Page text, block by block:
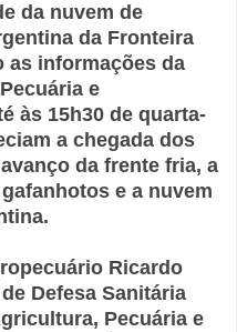
da nuvem de
da Fronteira
as informações da
e
às 15h30 de quarta-
a chegada dos
da frente fria, a
e a nuvem
Ricardo
Defesa Sanitária
Pecuária e